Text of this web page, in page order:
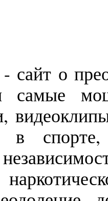
сайт о
самые
в